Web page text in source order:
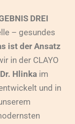
DREI
– gesundes
ist der Ansatz
in der CLAYO
Dr. Hlinka im
und in